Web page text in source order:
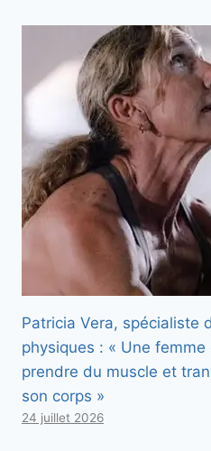
Patricia Vera, spécialiste
physiques : « Une
prendre du muscle et
son corps »
24 juillet 2026